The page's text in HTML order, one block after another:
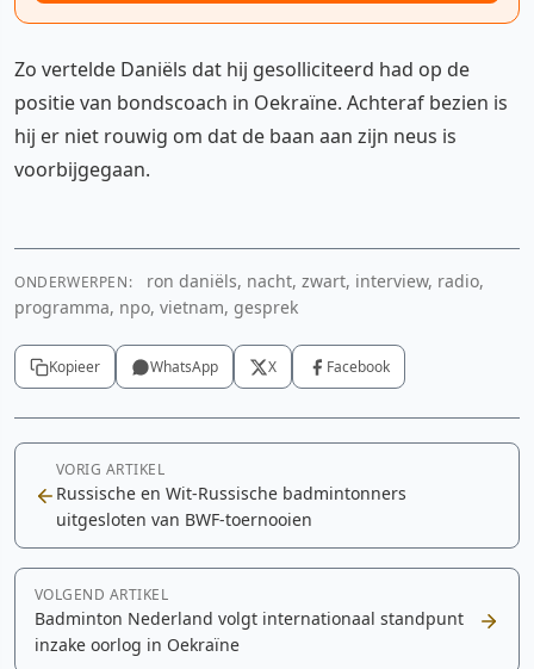
Zo vertelde Daniëls dat hij gesolliciteerd had op de
positie van bondscoach in Oekraïne. Achteraf bezien is
hij er niet rouwig om dat de baan aan zijn neus is
voorbijgegaan.
YouTube video
Cookie-instellingen aanpassen
ONDERWERPEN:
ron daniëls, nacht, zwart, interview, radio,
programma, npo, vietnam, gesprek
Kopieer WhatsApp X Facebook
VORIG ARTIKEL
Russische en Wit-Russische badmintonners
uitgesloten van BWF-toernooien
VOLGEND ARTIKEL
Badminton Nederland volgt internationaal standpunt
inzake oorlog in Oekraïne